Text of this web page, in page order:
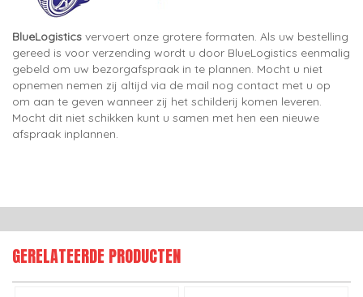
BlueLogistics vervoert onze grotere formaten. Als uw bestelling
gereed is voor verzending wordt u door BlueLogistics eenmalig
gebeld om uw bezorgafspraak in te plannen. Mocht u niet
opnemen nemen zij altijd via de mail nog contact met u op
om aan te geven wanneer zij het schilderij komen leveren.
Mocht dit niet schikken kunt u samen met hen een nieuwe
afspraak inplannen.
GERELATEERDE PRODUCTEN